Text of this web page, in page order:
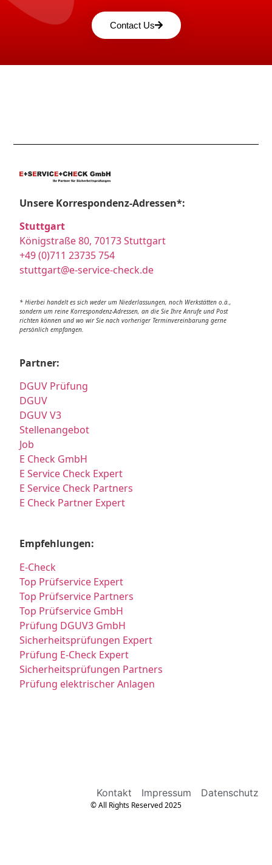
Contact Us
Unsere Korrespondenz-Adressen*:
Stuttgart
Königstraße 80, 70173 Stuttgart
+49 (0)711 23735 754
stuttgart@e-service-check.de
* Hierbei handelt es sich weder um Niederlassungen, noch Werkstätten o.ä.,
sondern um reine Korrespondenz-Adressen, an die Sie Ihre Anrufe und Post
richten können und wo wir Sie nach vorheriger Terminvereinbarung gerne
persönlich empfangen.
Partner:
DGUV Prüfung
DGUV
DGUV V3
Stellenangebot
Job
E Check GmbH
E Service Check Expert
E Service Check Partners
E Check Partner Expert
Empfehlungen:
E-Check
Top Prüfservice Expert
Top Prüfservice Partners
Top Prüfservice GmbH
Prüfung DGUV3 GmbH
Sicherheitsprüfungen Expert
Prüfung E-Check Expert
Sicherheitsprüfungen Partners
Prüfung elektrischer Anlagen
Kontakt Impressum Datenschutz
© All Rights Reserved 2025